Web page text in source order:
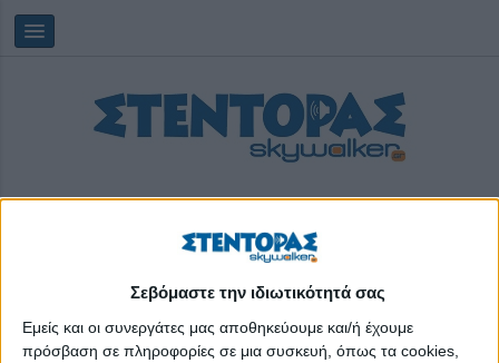
Σεβόμαστε την ιδιωτικότητά σας
Εμείς και οι συνεργάτες μας αποθηκεύουμε και/ή έχουμε
πρόσβαση σε πληροφορίες σε μια συσκευή, όπως τα cookies,
Saturday, 08/08/202605:45:54